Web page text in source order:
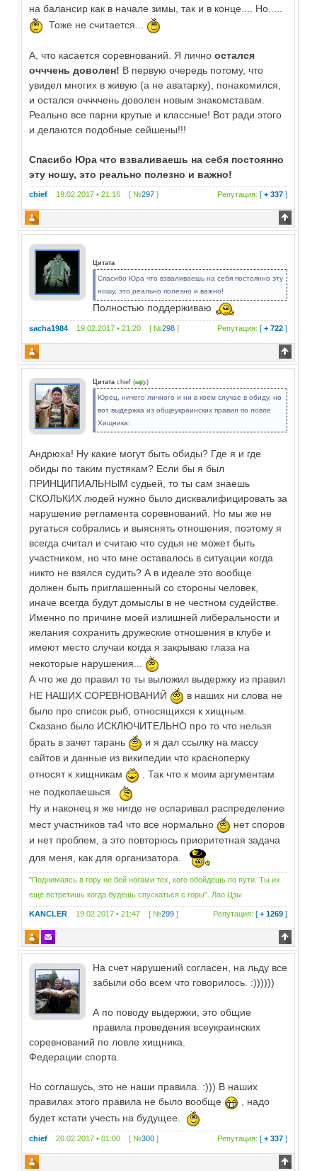
на балансир как в начале зимы, так и в конце.... Но.....
Тоже не считается...
А, что касается соревнований. Я личноостался
очччень доволен! В первую очередь потому, что
увидел многих в живую (а не аватарку), понакомился,
и остался оччччень доволен новым знакомставам.
Реально все парни крутые и классные! Вот ради этого
и делаются подобные сейшены!!!
Спасибо Юра что взваливаешь на себя постоянно
эту ношу, это реально полезно и важно!
chief 19.02.2017 • 21:16 [ №297 ] Репутация: [+ 337 ]
Цитата
Спасибо Юра что взваливаешь на себя постоянно эту
ношу, это реально полезно и важно!
Полностью поддерживаю
sacha1984 19.02.2017 • 21:20 [ №298 ] Репутация: [+ 722 ]
Цитата chief ( )
Юрец, ничего личного и ни в коем случае в обиду, но
вот выдержка из общеукраинских правил по ловле
Хищника:
Андрюха! Ну какие могут быть обиды? Где я и где
обиды по таким пустякам? Если бы я был
ПРИНЦИПИАЛЬНЫМ судьей, то ты сам знаешь
СКОЛЬКИХ людей нужно было дисквалифицировать за
нарушение регламента соревнований. Но мы же не
ругаться собрались и выяснять отношения, поэтому я
всегда считал и считаю что судья не может быть
участником, но что мне оставалось в ситуации когда
никто не взялся судить? А в идеале это вообще
должен быть приглашенный со стороны человек,
иначе всегда будут домыслы в не честном судействе.
Именно по причине моей излишней либеральности и
желания сохранить дружеские отношения в клубе и
имеют место случаи когда я закрываю глаза на
некоторые нарушения...
А что же до правил то ты выложил выдержку из правил
НЕ НАШИХ СОРЕВНОВАНИЙ
в наших ни слова не
было про список рыб, относящихся к хищным.
Сказано было ИСКЛЮЧИТЕЛЬНО про то что нельзя
брать в зачет тарань
и я дал ссылку на массу
сайтов и данные из википедии что красноперку
относят к хищникам
. Так что к моим аргументам
не подкопаешься
Ну и наконец я же нигде не оспаривал распределение
мест участников та4 что все нормально
нет споров
и нет проблем, а это повторюсь приоритетная задача
для меня, как для организатора.
"Поднимаясь в гору не бей ногами тех, кого обойдешь по пути. Ты их
еще встретишь когда будешь спускаться с горы". Лао Цзы
KANCLER 19.02.2017 • 21:47 [ №299 ] Репутация: [+ 1269 ]
На счет нарушений согласен, на льду все
забыли обо всем что говорилось. :))))))
А по поводу выдержки, это общие
правила проведения всеукраинских
соревнований по ловле хищника.
Федерации спорта.
Но соглашусь, это не наши правила. :))) В наших
правилах этого правила не было вообще
, надо
будет кстати учесть на будущее.
chief 20.02.2017 • 01:00 [ №300 ] Репутация: [+ 337 ]